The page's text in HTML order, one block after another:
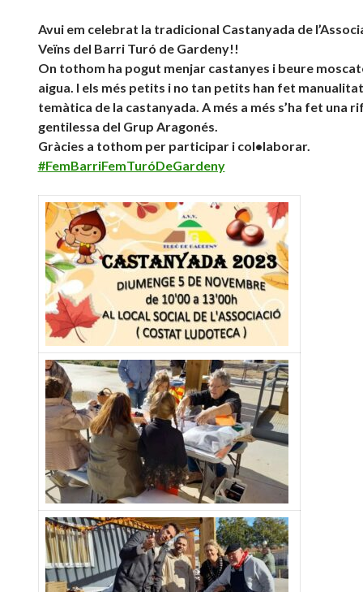
Avui em celebrat la tradicional Castanyada de
Veïns del Barri Turó de Gardeny!!
On tothom ha pogut menjar castanyes i beure
aigua. I els més petits i no tan petits han fet
temàtica de la castanyada. A més a més s’ha fet una
gentilessa del Grup Aragonés.
Gràcies a tothom per participar i col•laborar.
#FemBarriFemTuróDeGardeny